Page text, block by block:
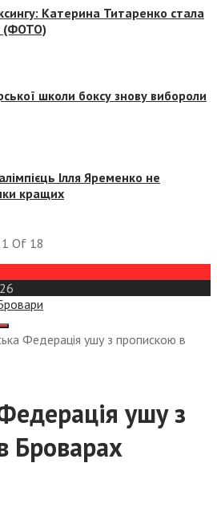
Катерина Титаренко стала
(ФОТО)
школи боксу знову вибороли
Ілля Яременко не
кращих
1 Of 18
Федерація ушу з пропискою в
ушу з
Броварах